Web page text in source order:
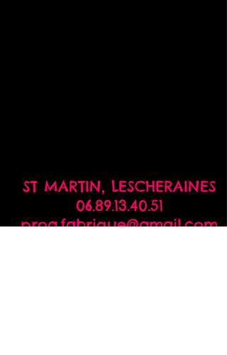
ST MARTIN, LESCHERAINES
06.89.13.40.51
prog.fabrique@gmail.com